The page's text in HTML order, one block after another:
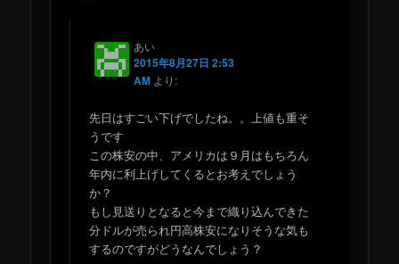
あい
2015年8月27日 2:53
AM より:
先日はすごい下げでしたね。。上値も重そ
うです
この株安の中、アメリカは９月はもちろん
年内に利上げしてくるとお考えでしょう
か？
もし見送りとなると今まで織り込んできた
分ドルが売られ円高株安になりそうな気も
するのですがどうなんでしょう？